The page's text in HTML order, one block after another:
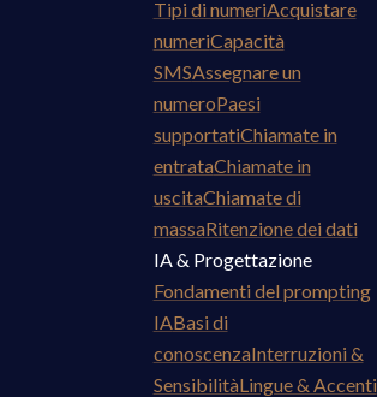
Tipi di numeriAcquistare
numeriCapacità
SMSAssegnare un
numeroPaesi
supportatiChiamate in
entrataChiamate in
uscitaChiamate di
massaRitenzione dei dati
IA & Progettazione
Fondamenti del prompting
IABasi di
conoscenzaInterruzioni &
SensibilitàLingue & Accenti